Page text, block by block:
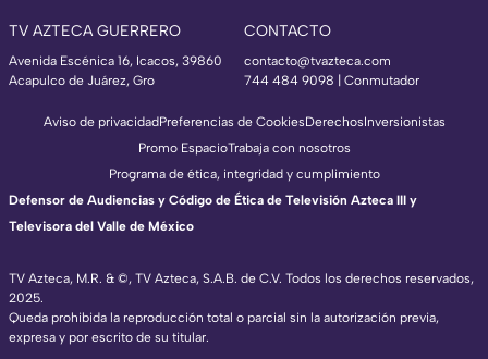
TV AZTECA GUERRERO
Avenida Escénica 16, Icacos, 39860
Acapulco de Juárez, Gro
CONTACTO
contacto@tvazteca.com
744 484 9098 | Conmutador
TV Azteca, M.R. & ©, TV Azteca, S.A.B. de C.V. Todos los derechos reservados,
2025.
Queda prohibida la reproducción total o parcial sin la autorización previa,
expresa y por escrito de su titular.
Aviso de privacidadPreferencias de CookiesDerechosInversionistas
Promo EspacioTrabaja con nosotros
Programa de ética, integridad y cumplimiento
Defensor de Audiencias y Código de Ética de Televisión Azteca III y
Televisora del Valle de México